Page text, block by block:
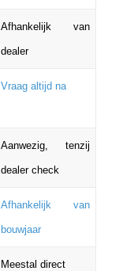
Afhankelijk van
dealer
Vraag altijd na
Aanwezig, tenzij
dealer check
Afhankelijk van
bouwjaar
Meestal direct